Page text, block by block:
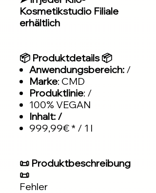
Kosmetikstudio Filiale
erhältlich
📦 Produktdetails 📦
Anwendungsbereich: /
Marke: CMD
Produktlinie: /
100% VEGAN
Inhalt: /
999,99€ * / 1 l
📜 Produktbeschreibung
📜
Fehler